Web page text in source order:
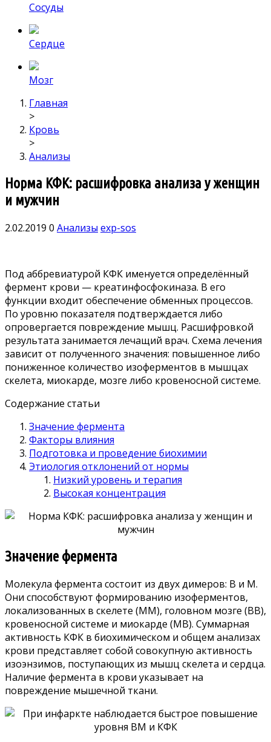
Сосуды
Сердце
Мозг
Главная
>
Кровь
>
Анализы
Норма КФК: расшифровка анализа у женщин
и мужчин
2.02.2019 0 Анализы exp-sos
Под аббревиатурой КФК именуется определённый
фермент крови — креатинфосфокиназа. В его
функции входит обеспечение обменных процессов.
По уровню показателя подтверждается либо
опровергается повреждение мышц. Расшифровкой
результата занимается лечащий врач. Схема лечения
зависит от полученного значения: повышенное либо
пониженное количество изоферментов в мышцах
скелета, миокарде, мозге либо кровеносной системе.
Содержание статьи
Значение фермента
Факторы влияния
Подготовка и проведение биохимии
Этиология отклонений от нормы
Низкий уровень и терапия
Высокая концентрация
Значение фермента
Молекула фермента состоит из двух димеров: В и М.
Они способствуют формированию изоферментов,
локализованных в скелете (ММ), головном мозге (ВВ),
кровеносной системе и миокарде (МВ). Суммарная
активность КФК в биохимическом и общем анализах
крови представляет собой совокупную активность
изоэнзимов, поступающих из мышц скелета и сердца.
Наличие фермента в крови указывает на
повреждение мышечной ткани.